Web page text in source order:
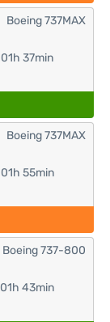
01h 37min
Boeing 737MAX
01h 55min
Boeing 737MAX
01h 43min
Boeing 737-800